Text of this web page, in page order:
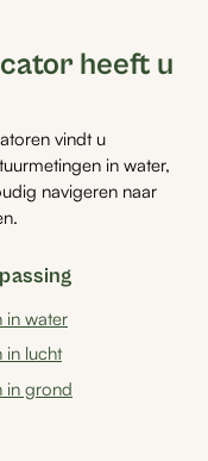
heeft u
vindt u
in water,
navigeren naar
in water
in lucht
in grond